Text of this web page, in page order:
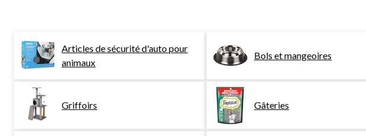
Articles de sécurité d'auto pour
animaux
Bols et mangeoires
Griffoirs Gâteries